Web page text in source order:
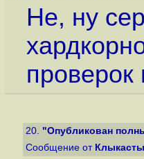
Не, ну
проверок
20. "Опубликован
Сообщение от